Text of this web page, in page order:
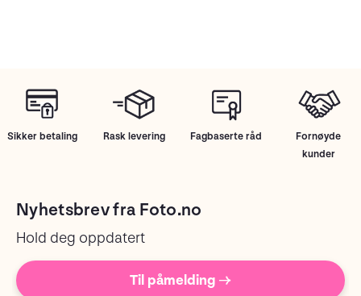
Sikker betaling Rask levering Fagbaserte råd
Fornøyde
kunder
Nyhetsbrev fra Foto.no
Hold deg oppdatert
Til påmelding →